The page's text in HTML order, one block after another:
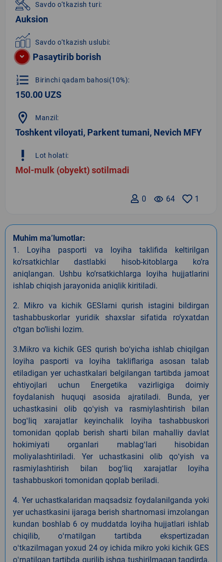
Savdo o‘tkazish turi:
Auksion
Savdo o‘tkazish uslubi:
Pasaytirib borish
format_list_numbered Birinchi qadam bahosi(10%):
150.00 UZS
location_on Manzil:
Toshkent viloyati, Parkent tumani, Nevich MFY
priority_high Lot holati:
Mol-mulk (obyekt) sotilmadi
1
remove_red_eye 64
0
Muhim ma’lumotlar:
1. Loyiha pasporti va loyiha taklifida keltirilgan
koʼrsatkichlar dastlabki hisob-kitoblarga koʼra
aniqlangan. Ushbu koʼrsatkichlarga loyiha hujjatlarini
ishlab chiqish jarayonida aniqlik kiritiladi.
2. Mikro va kichik GESlarni qurish istagini bildirgan
tashabbuskorlar yuridik shaxslar sifatida roʼyxatdan
oʼtgan boʼlishi lozim.
3.Mikro va kichik GES qurish boʻyicha ishlab chiqilgan
loyiha pasporti va loyiha takliflariga asosan talab
etiladigan yer uchastkalari belgilangan tartibda jamoat
ehtiyojlari uchun Energetika vazirligiga doimiy
foydalanish huquqi asosida ajratiladi. Bunda, yer
uchastkasini olib qoʻyish va rasmiylashtirish bilan
bogʻliq xarajatlar keyinchalik loyiha tashabbuskori
tomonidan qoplab berish sharti bilan mahalliy davlat
hokimiyati organlari mablagʻlari hisobidan
moliyalashtiriladi. Yer uchastkasini olib qoʻyish va
rasmiylashtirish bilan bogʻliq xarajatlar loyiha
tashabbuskori tomonidan qoplab beriladi.
4. Yer uchastkalaridan maqsadsiz foydalanilganda yoki
yer uchastkasini ijaraga berish shartnomasi imzolangan
kundan boshlab 6 oy muddatda loyiha hujjatlari ishlab
chiqilib, oʻrnatilgan tartibda ekspertizadan
oʻtkazilmagan yoxud 24 oy ichida mikro yoki kichik GES
oʻrnatilgan tartibda qurilib ishga tushirilmagan taqdirda,